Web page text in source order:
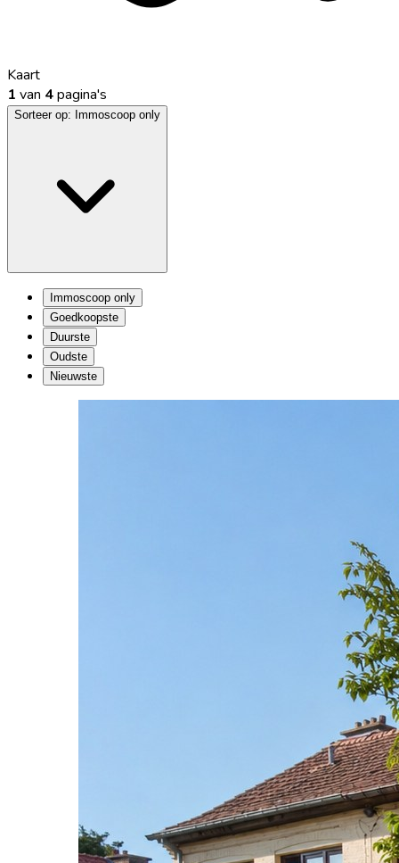
Kaart
1 van 4pagina's
Sorteer op: Immoscoop only
Immoscoop only
Goedkoopste
Duurste
Oudste
Nieuwste